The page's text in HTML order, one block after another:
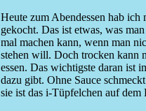
Heute zum Abendessen hab ich
gekocht. Das ist etwas, was
mal machen kann, wenn man
stehen will. Doch trocken kann
essen. Das wichtigste daran ist
dazu gibt. Ohne Sauce
sie ist das i-Tüpfelchen auf dem